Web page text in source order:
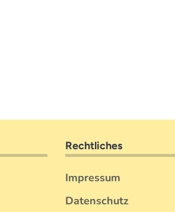
Rechtliches
Impressum
Datenschutz